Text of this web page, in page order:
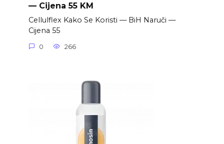
— Cijena 55 KM
Cellulflex Kako Se Koristi — BiH Naruči —
Cijena 55
0 266